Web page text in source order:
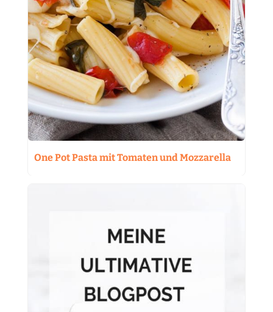
One Pot Pasta mit Tomaten und Mozzarella